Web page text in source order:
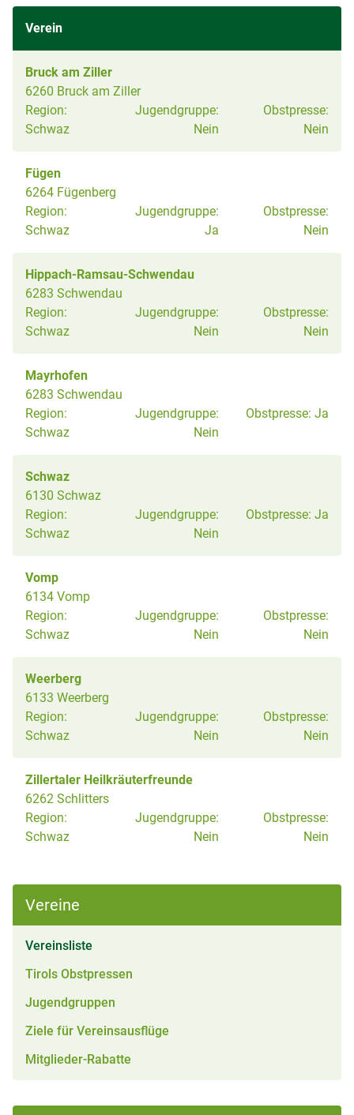
Vereine
Vereinsliste
Tirols Obstpressen
Jugendgruppen
Ziele für Vereinsausflüge
Mitglieder-Rabatte
Verein
Bruck am Ziller
6260 Bruck am Ziller
Region:
Schwaz
Jugendgruppe:
Nein
Obstpresse:
Nein
Fügen
6264 Fügenberg
Region:
Schwaz
Jugendgruppe:
Ja
Obstpresse:
Nein
Hippach-Ramsau-Schwendau
6283 Schwendau
Region:
Schwaz
Jugendgruppe:
Nein
Obstpresse:
Nein
Mayrhofen
6283 Schwendau
Region:
Schwaz
Jugendgruppe:
Nein
Obstpresse: Ja
Schwaz
6130 Schwaz
Region:
Schwaz
Jugendgruppe:
Nein
Obstpresse: Ja
Vomp
6134 Vomp
Region:
Schwaz
Jugendgruppe:
Nein
Obstpresse:
Nein
Weerberg
6133 Weerberg
Region:
Schwaz
Jugendgruppe:
Nein
Obstpresse:
Nein
Zillertaler Heilkräuterfreunde
6262 Schlitters
Region:
Schwaz
Jugendgruppe:
Nein
Obstpresse:
Nein